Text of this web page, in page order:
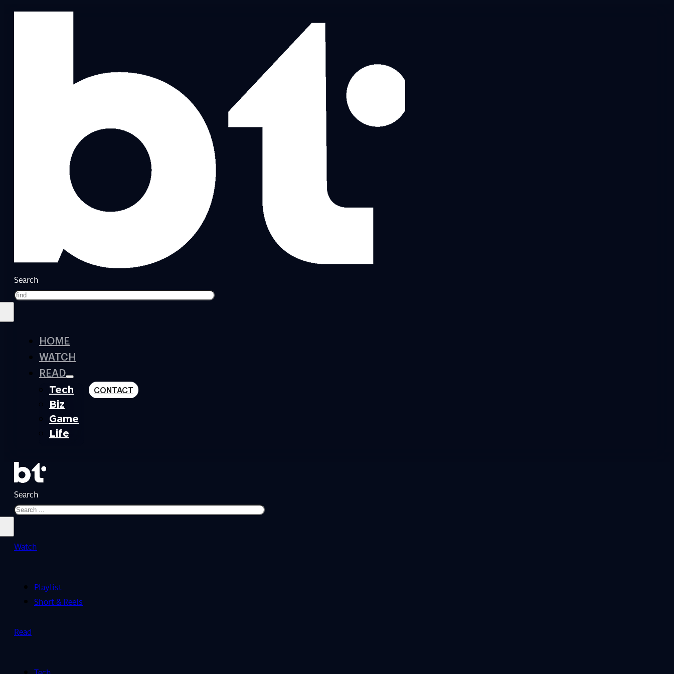
Search
HOME
WATCH
READ
Tech
Biz
Game
Life
CONTACT
Search
Watch
Playlist
Short & Reels
Read